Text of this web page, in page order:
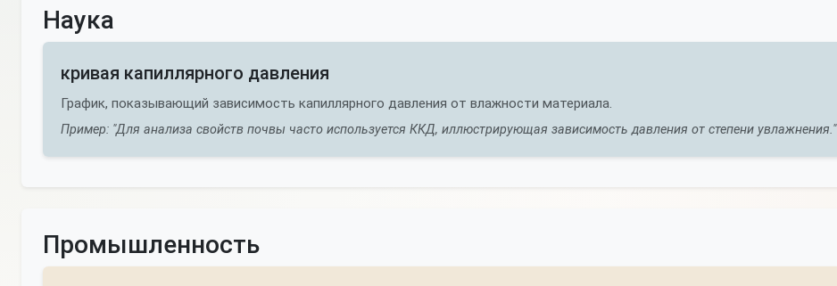
Наука
кривая капиллярного давления
График, показывающий зависимость капиллярного давления от влажности материала.
Пример: "Для анализа свойств почвы часто используется ККД, иллюстрирующая зависимость давления от степени увлажнения."
Промышленность